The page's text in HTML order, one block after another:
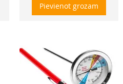
Pievienot grozam